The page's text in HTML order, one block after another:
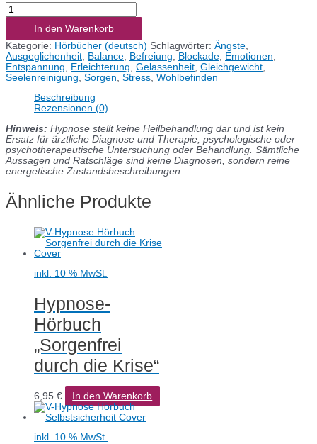
Hypnose-
Hörbuch
"Emotionale
Balance"
Menge
In den Warenkorb
Kategorie: Hörbücher (deutsch) Schlagwörter: Ängste
Ausgeglichenheit Balance Befreiung Blockade Emotionen
Entspannung
Erleichterung Gelassenheit Gleichgewicht
Seelenreinigung Sorgen Stress Wohlbefinden
Beschreibung
Rezensionen (0)
Hinweis: Hypnose stellt keine Heilbehandlung dar und ist kein
Ersatz für ärztliche Diagnose und Therapie, psychologische oder
psychotherapeutische Untersuchung oder Behandlung. Sämtliche
Aussagen und Ratschläge sind keine Diagnosen, sondern reine
energetische Zustandsbeschreibungen.
Ähnliche Produkte
inkl. 10 % MwSt.
Hypnose-
Hörbuch
„Sorgenfrei
durch die Krise“
6,95 € In den Warenkorb
inkl. 10 % MwSt.